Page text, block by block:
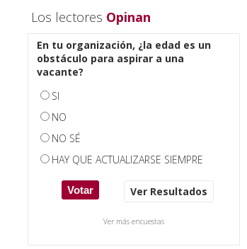
Los lectores Opinan
En tu organización, ¿la edad es un
obstáculo para aspirar a una
vacante?
SI
NO
NO SÉ
HAY QUE ACTUALIZARSE SIEMPRE
Ver Resultados
Ver más encuestas